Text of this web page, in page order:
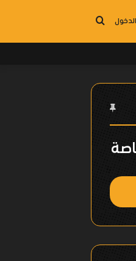
بحث